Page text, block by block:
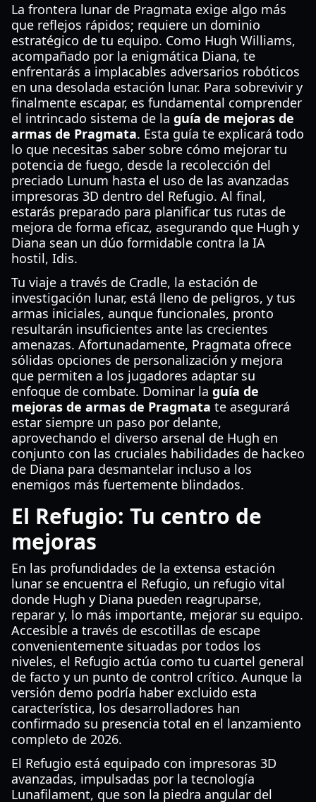
La frontera lunar de Pragmata exige algo más
que reflejos rápidos; requiere un dominio
estratégico de tu equipo. Como Hugh Williams,
acompañado por la enigmática Diana, te
enfrentarás a implacables adversarios robóticos
en una desolada estación lunar. Para sobrevivir y
finalmente escapar, es fundamental comprender
el intrincado sistema de la guía de mejoras de
armas de Pragmata. Esta guía te explicará todo
lo que necesitas saber sobre cómo mejorar tu
potencia de fuego, desde la recolección del
preciado Lunum hasta el uso de las avanzadas
impresoras 3D dentro del Refugio. Al final,
estarás preparado para planificar tus rutas de
mejora de forma eficaz, asegurando que Hugh y
Diana sean un dúo formidable contra la IA
hostil, Idis.
Tu viaje a través de Cradle, la estación de
investigación lunar, está lleno de peligros, y tus
armas iniciales, aunque funcionales, pronto
resultarán insuficientes ante las crecientes
amenazas. Afortunadamente, Pragmata ofrece
sólidas opciones de personalización y mejora
que permiten a los jugadores adaptar su
enfoque de combate. Dominar la guía de
mejoras de armas de Pragmata te asegurará
estar siempre un paso por delante,
aprovechando el diverso arsenal de Hugh en
conjunto con las cruciales habilidades de hackeo
de Diana para desmantelar incluso a los
enemigos más fuertemente blindados.
El Refugio: Tu centro de
mejoras
En las profundidades de la extensa estación
lunar se encuentra el Refugio, un refugio vital
donde Hugh y Diana pueden reagruparse,
reparar y, lo más importante, mejorar su equipo.
Accesible a través de escotillas de escape
convenientemente situadas por todos los
niveles, el Refugio actúa como tu cuartel general
de facto y un punto de control crítico. Aunque la
versión demo podría haber excluido esta
característica, los desarrolladores han
confirmado su presencia total en el lanzamiento
completo de 2026.
El Refugio está equipado con impresoras 3D
avanzadas, impulsadas por la tecnología
Lunafilament, que son la piedra angular del